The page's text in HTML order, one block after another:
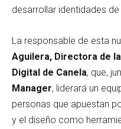
desarrollar identidades
La responsable de esta
Aguilera, Directora de
Digital de Canela, que,
Manager, liderará un
personas que apuestan
y el diseño como